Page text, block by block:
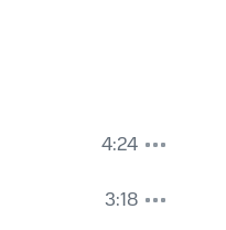
4:24
3:18